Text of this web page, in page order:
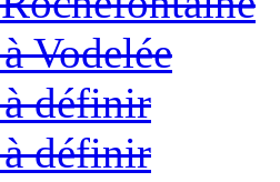
Vodelée
définir
définir